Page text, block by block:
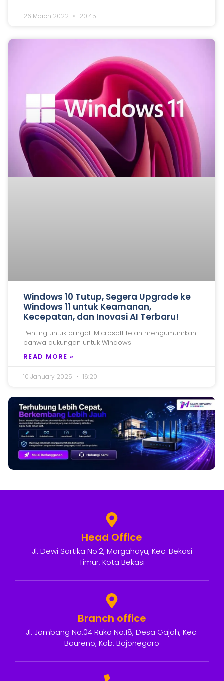
26 March 2022 20:45
Windows 10 Tutup, Segera Upgrade ke
Windows 11 untuk Keamanan,
Kecepatan, dan Inovasi AI Terbaru!
Penting untuk diingat: Microsoft telah mengumumkan
bahwa dukungan untuk Windows
READ MORE »
10 January 2025 16:20
Head Office
Jl. Dewi Sartika No.2, Margahayu, Kec. Bekasi
Timur, Kota Bekasi
Branch office
Jl. Jombang No.04 Ruko No.18, Desa Gajah, Kec.
Baureno, Kab. Bojonegoro